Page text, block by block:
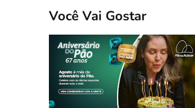
Você Vai Gostar